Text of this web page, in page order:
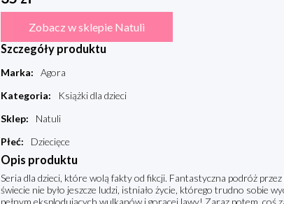
Zobacz w sklepie Natuli
Szczegóły produktu
Marka:
Agora
Kategoria:
Książki dla dzieci
Sklep:
Natuli
Płeć: Dziecięce
Opis produktu
Seria dla dzieci, które wolą fakty od fikcji. Fantastyczna podróż
świecie nie było jeszcze ludzi, istniało życie, którego trudno sobie